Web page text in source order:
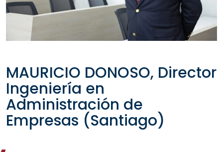
MAURICIO DONOSO, Director
Ingeniería en
Administración de
Empresas (Santiago)